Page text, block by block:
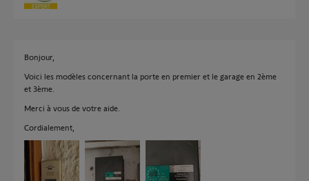
Bonjour,
Voici les modèles concernant la porte en premier et le garage en 2ème
et 3ème.
Merci à vous de votre aide.
Cordialement,